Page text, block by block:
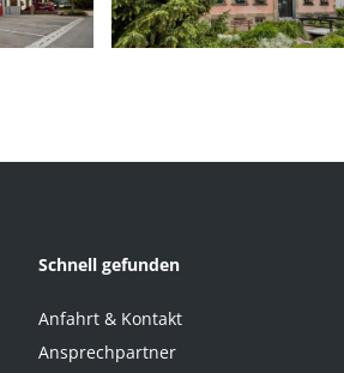
Schnell gefunden
Anfahrt & Kontakt
Ansprechpartner